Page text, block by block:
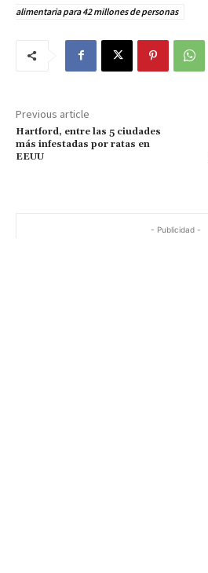
alimentaria para 42 millones de personas
Previous article
Hartford, entre las 5 ciudades
más infestadas por ratas en
EEUU
- Publicidad -